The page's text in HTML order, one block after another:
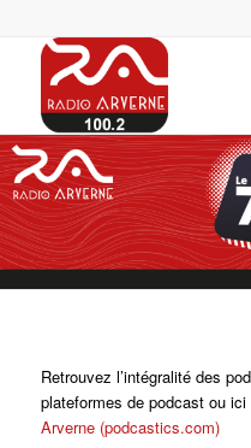
Retrouvez l’intégralité des
plateformes de podcast ou ici
Arverne (podcastics.com)